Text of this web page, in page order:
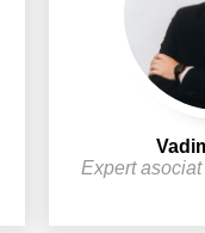
Expert